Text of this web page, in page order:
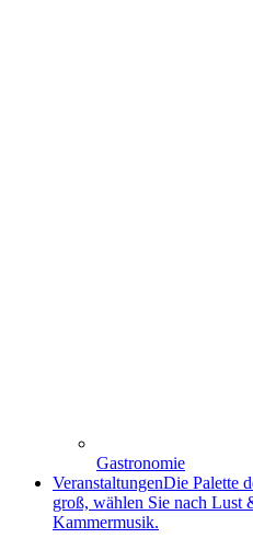
Gastronomie
VeranstaltungenDie Palette
groß, wählen Sie nach Lust
Kammermusik.